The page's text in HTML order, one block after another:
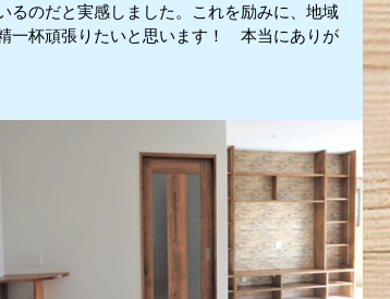
るのだと実感しました。これを励みに、地域
一杯頑張りたいと思います！　本当にありが